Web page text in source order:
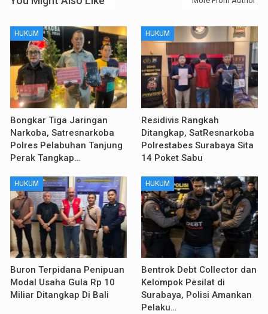
HUKUM
Bongkar Tiga Jaringan
Narkoba, Satresnarkoba
Polres Pelabuhan Tanjung
Perak Tangkap…
HUKUM
Residivis Rangkah
Ditangkap, SatResnarkoba
Polrestabes Surabaya Sita
14 Poket Sabu
HUKUM
Buron Terpidana Penipuan
Modal Usaha Gula Rp 10
Miliar Ditangkap Di Bali
HUKUM
Bentrok Debt Collector dan
Kelompok Pesilat di
Surabaya, Polisi Amankan
Pelaku…